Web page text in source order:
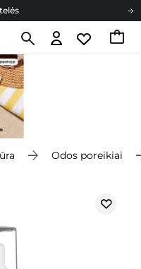
Odos poreikiai